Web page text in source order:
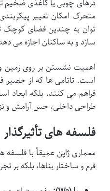
متحرک امکان تغییر
توان به چندین فضای کوچک
سازد و به ساکنان اجازه می
است. تاتامی ها که از حصیر
فراهم می کنند، بلکه ابعاد
طراحی داخلی، حس آرامش و
فلسفه های تأثیرگذار
معماری ژاپن عمیقاً با
فرم و ساختار بناها، بلکه بر